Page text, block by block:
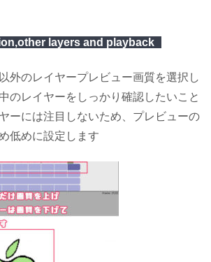
layers and playback
外のレイヤープレビュー画質を選択し
のレイヤーをしっかり確認したいこと
ーには注目しないため、プレビューの
低めに設定します